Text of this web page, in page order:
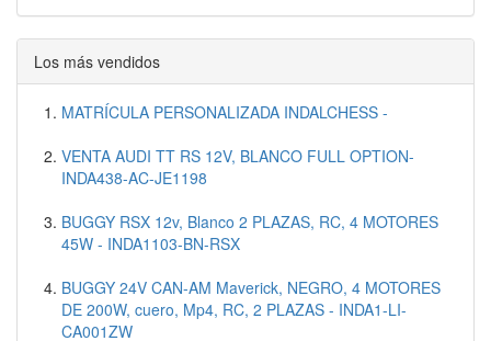
Los más vendidos
MATRÍCULA PERSONALIZADA INDALCHESS -
VENTA AUDI TT RS 12V, BLANCO FULL OPTION-
INDA438-AC-JE1198
BUGGY RSX 12v, Blanco 2 PLAZAS, RC, 4 MOTORES
45W - INDA1103-BN-RSX
BUGGY 24V CAN-AM Maverick, NEGRO, 4 MOTORES
DE 200W, cuero, Mp4, RC, 2 PLAZAS - INDA1-LI-
CA001ZW